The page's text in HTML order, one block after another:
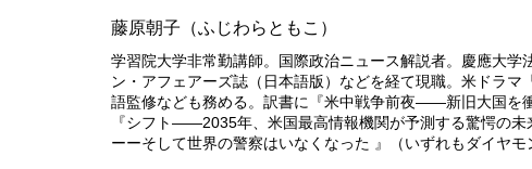
藤原朝子（ふじわらともこ）
学習院大学非常勤講師。国際政治ニュース解説者。慶應大学
ン・アフェアーズ誌（日本語版）などを経て現職。米ドラ
語監修なども務める。訳書に『米中戦争前夜――新旧大国を
『シフト――2035年、米国最高情報機関が予測する驚愕の
ーーそして世界の警察はいなくなった 』（いずれもダイヤモ